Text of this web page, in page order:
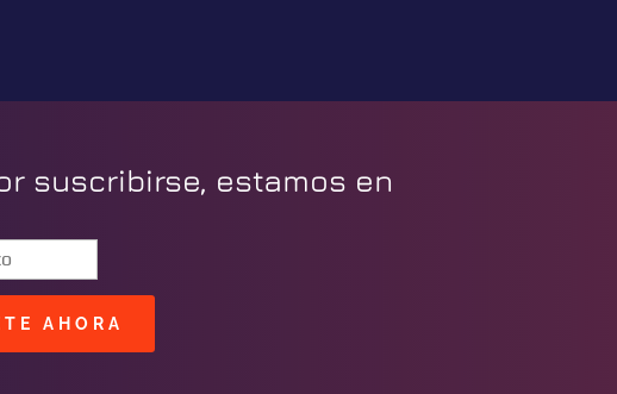
suscribirse, estamos en
AHORA